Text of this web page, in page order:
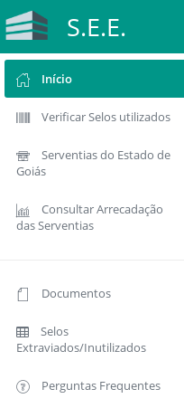
S.E.E.
Início
Verificar Selos utilizados
Serventias do Estado de
Goiás
Consultar Arrecadação
das Serventias
Documentos
Selos
Extraviados/Inutilizados
Perguntas Frequentes